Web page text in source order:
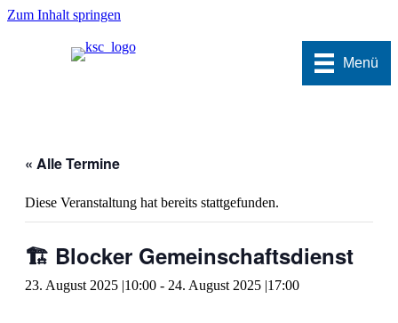
Zum Inhalt springen
Menü
« Alle Termine
Diese Veranstaltung hat bereits stattgefunden.
🏗️ Blocker Gemeinschaftsdienst
23. August 2025 |10:00 - 24. August 2025 |17:00